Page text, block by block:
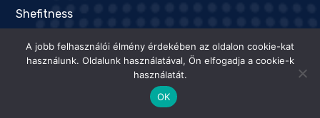
Shefitness
Olasz élelmiszer webáruház
Crm bevezetés
A jobb felhasználói élmény érdekében az oldalon cookie-kat
használunk. Oldalunk használatával, Ön elfogadja a cookie-k
használatát.
OK